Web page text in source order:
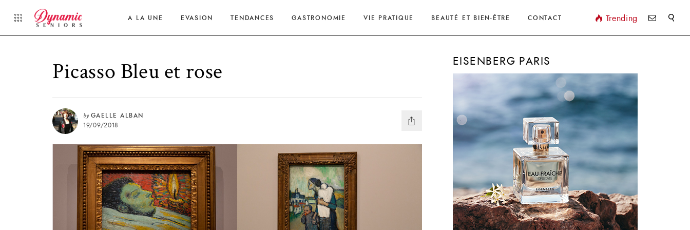
A LA UNE EVASION TENDANCES GASTRONOMIE VIE PRATIQUE BEAUTÉ ET BIEN-ÊTRE CONTACT Trending
Picasso Bleu et rose
by GAELLE ALBAN
19/09/2018
EISENBERG PARIS